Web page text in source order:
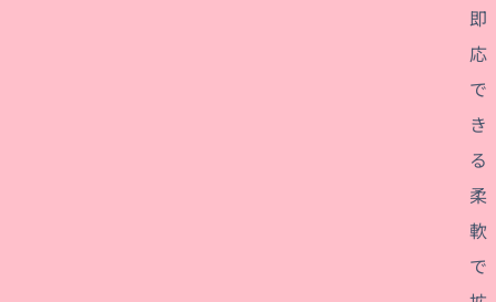
即
応
で
き
る
柔
軟
で